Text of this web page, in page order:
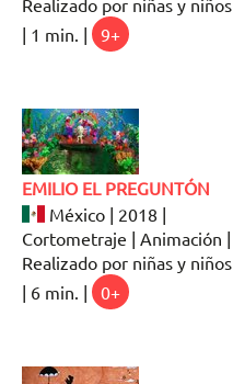
Realizado por niñas y niños
| 1 min. |
9+
EMILIO EL PREGUNTÓN
México | 2018 |
Cortometraje | Animación |
Realizado por niñas y niños
| 6 min. |
0+